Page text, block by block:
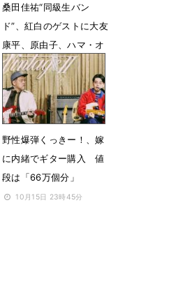
桑田佳祐“同級生バン
ド”、紅白のゲストに大友
康平、原由子、ハマ・オ
カモト出演決定
12月29日 10時52分
野性爆弾くっきー！、嫁
に内緒でギター購入 値
段は「66万個分」
10月15日 23時45分